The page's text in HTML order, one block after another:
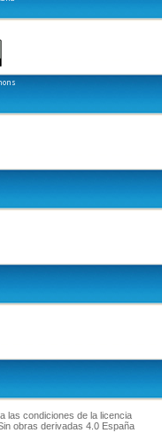
las condiciones de la licencia
obras derivadas 4.0 España